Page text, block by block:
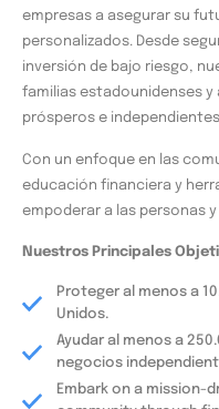
empresas a asegurar su
personalizados. Desde
inversión de bajo riesgo,
familias estadounidenses
prósperos e
Con un enfoque en las
educación financiera y
empoderar a las personas
Nuestros Principales
Proteger al menos a
Unidos.
Ayudar al menos a
negocios
Embark on a mission-